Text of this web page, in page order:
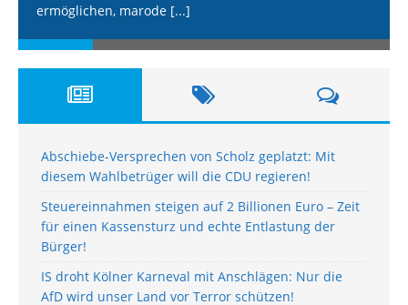
ermöglichen, marode [...]
Abschiebe-Versprechen von Scholz geplatzt: Mit
diesem Wahlbetrüger will die CDU regieren!
Steuereinnahmen steigen auf 2 Billionen Euro – Zeit
für einen Kassensturz und echte Entlastung der
Bürger!
IS droht Kölner Karneval mit Anschlägen: Nur die
AfD wird unser Land vor Terror schützen!